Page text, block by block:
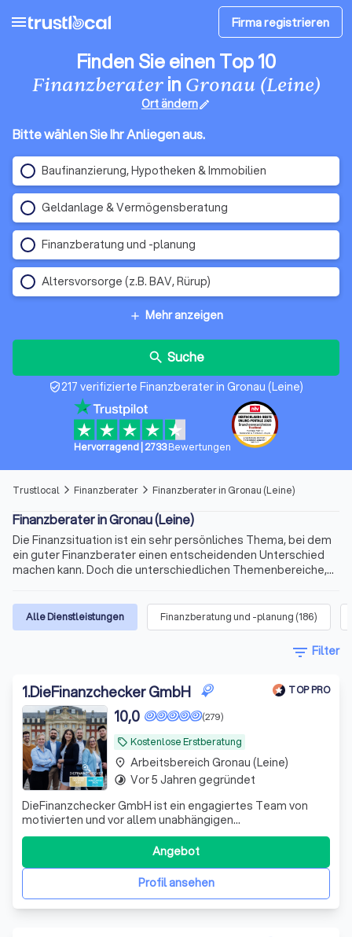
menu Firma registrieren
Finden Sie einen Top 10
Finanzberaterin Gronau (Leine)
Ort ändernedit
Bitte wählen Sie Ihr Anliegen aus.
Baufinanzierung, Hypotheken & Immobilien
Geldanlage & Vermögensberatung
Finanzberatung und -planung
Altersvorsorge (z.B. BAV, Rürup)
add Mehr anzeigen
search Suche
verified_user217 verifizierte Finanzberater in Gronau (Leine)
Hervorragend| 2733 Bewertungen
Trustlocal arrow_forward_ios Finanzberater arrow_forward_ios Finanzberater in Gronau (Leine)
Finanzberater in Gronau (Leine)
Die Finanzsituation ist ein sehr persönliches Thema, bei dem
ein guter Finanzberater einen entscheidenden Unterschied
machen kann. Doch die unterschiedlichen Themenbereiche,
nach dem richtigen Berater schnell kompliziert. Wir bieten
Ihnen für Ihre Finanzen Experten für Versicherungen,
Immobilienfinanzierungen, Geldanlagen, Altersvorsorge und
vieles mehr. Finden Sie jetzt mit Trustlocal den besten
Alle Dienstleistungen Finanzberatung und -planung (186)
filter_list Filter
1.DieFinanzchecker GmbH TOP PRO
local_offer Kostenlose Erstberatung
(279)
10,0
DieFinanzchecker GmbH ist ein engagiertes Team von
motivierten und vor allem unabhängigen
Finanz-/Versicherungsmaklern aus dem Münsterland. Seit
2012 bieten wir unseren Kunden individuelle und
zielorientierte Produkte an, wobei wir den Fokus auf
Transparenz und Verständlichkeit setzen. Wir sind uns
Profil ansehen
Angebot
place Arbeitsbereich Gronau (Leine)
timelapse Vor 5 Jahren gegründet